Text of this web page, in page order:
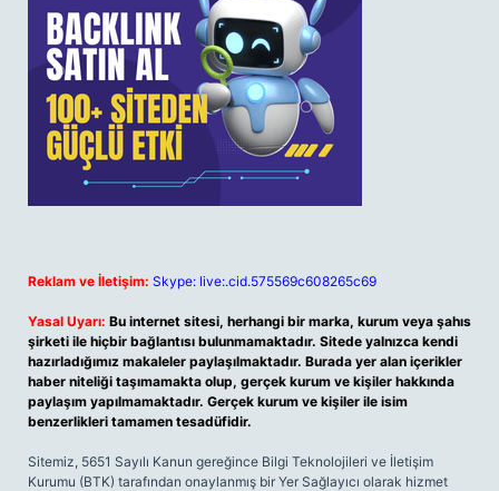
Reklam ve İletişim: Skype: live:.cid.575569c608265c69
Yasal Uyarı: Bu internet sitesi, herhangi bir marka, kurum veya şahıs
şirketi ile hiçbir bağlantısı bulunmamaktadır. Sitede yalnızca kendi
hazırladığımız makaleler paylaşılmaktadır. Burada yer alan içerikler
haber niteliği taşımamakta olup, gerçek kurum ve kişiler hakkında
paylaşım yapılmamaktadır. Gerçek kurum ve kişiler ile isim
benzerlikleri tamamen tesadüfidir.
Sitemiz, 5651 Sayılı Kanun gereğince Bilgi Teknolojileri ve İletişim
Kurumu (BTK) tarafından onaylanmış bir Yer Sağlayıcı olarak hizmet